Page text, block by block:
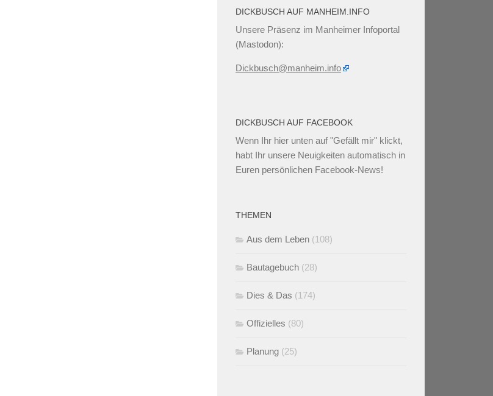
DICKBUSCH AUF MANHEIM.INFO
Unsere Präsenz im Manheimer Infoportal
(Mastodon):
Dickbusch@manheim.info
DICKBUSCH AUF FACEBOOK
Wenn Ihr hier unten auf "Gefällt mir" klickt,
habt Ihr unsere Neuigkeiten automatisch in
Euren persönlichen Facebook-News!
THEMEN
Aus dem Leben (108)
Bautagebuch (28)
Dies & Das (174)
Offizielles (80)
Planung (25)